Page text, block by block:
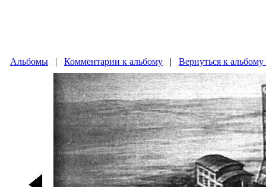
Альбомы | Комментарии к альбому | Вернуться к